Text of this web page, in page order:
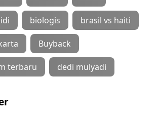
biologis brasil vs haiti
Buyback
terbaru dedi mulyadi